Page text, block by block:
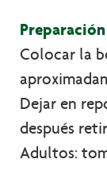
Colocar la
Dejar en
después
Adultos: